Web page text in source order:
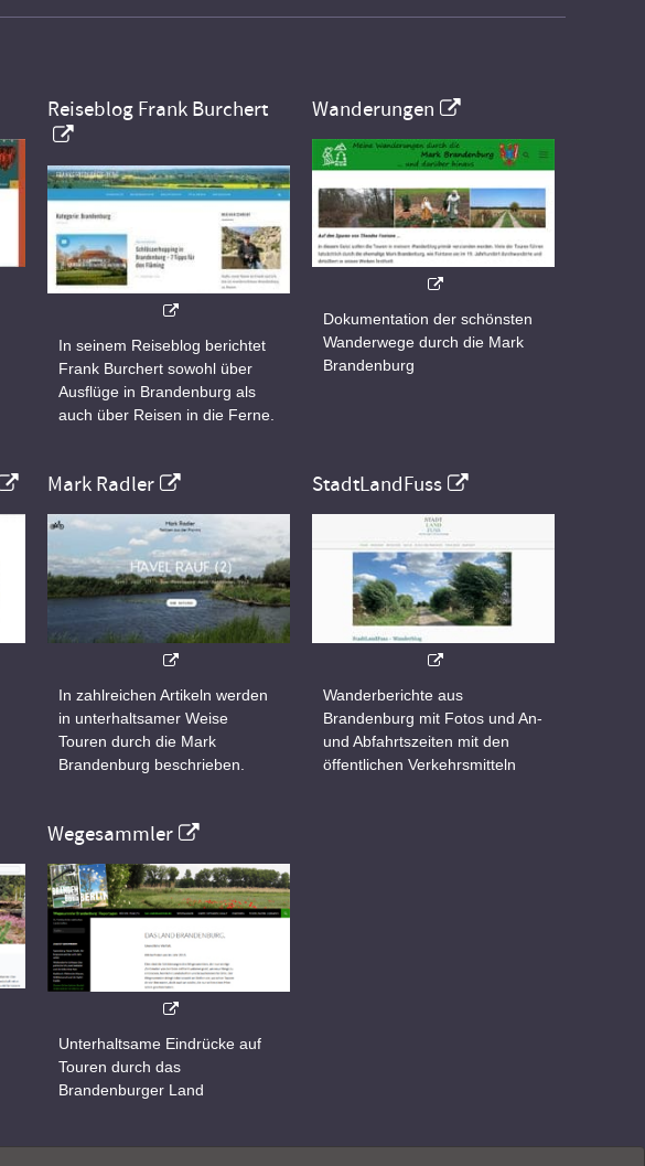
Reiseblog Frank Burchert
In seinem Reiseblog berichtet
Frank Burchert sowohl über
Ausflüge in Brandenburg als
auch über Reisen in die Ferne.
Wanderungen
Dokumentation der schönsten
Wanderwege durch die Mark
Brandenburg
Mark Radler
In zahlreichen Artikeln werden
in unterhaltsamer Weise
Touren durch die Mark
Brandenburg beschrieben.
StadtLandFuss
Wanderberichte aus
Brandenburg mit Fotos und An-
und Abfahrtszeiten mit den
öffentlichen Verkehrsmitteln
Wegesammler
Unterhaltsame Eindrücke auf
Touren durch das
Brandenburger Land